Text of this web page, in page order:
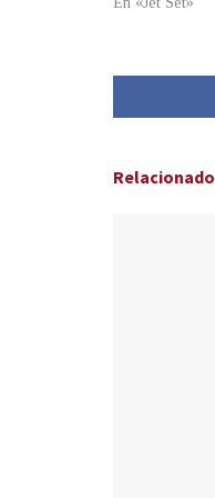
Relacionado